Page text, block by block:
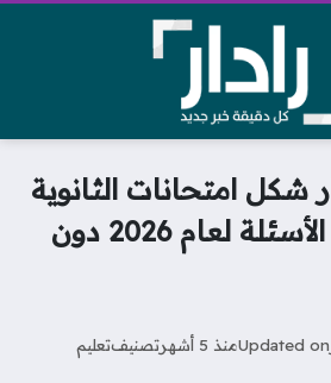
شكل امتحانات الثانوية
العامة وصيغة الأسئلة لعام 2026 دون
Updated onمنذ 5 أشهر تصنيفتعليم